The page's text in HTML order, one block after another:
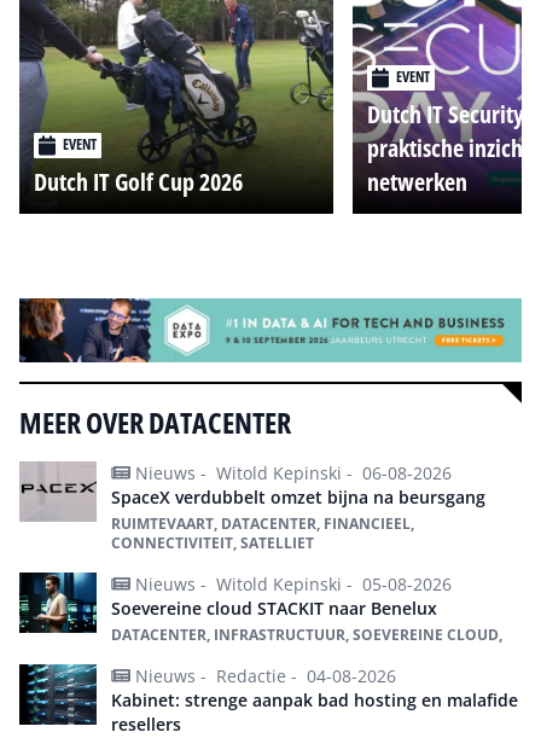
EVENT
Dutch IT Golf Cup 2026
EVENT
Dutch IT Security
praktische
netwerken
MEER OVER DATACENTER
Nieuws - Witold Kepinski - 06-08-2026
SpaceX verdubbelt omzet bijna na beursgang
RUIMTEVAART, DATACENTER, FINANCIEEL,
CONNECTIVITEIT, SATELLIET
Nieuws - Witold Kepinski - 05-08-2026
Soevereine cloud STACKIT naar Benelux
DATACENTER, INFRASTRUCTUUR, SOEVEREINE CLOUD,
Nieuws - Redactie - 04-08-2026
Kabinet: strenge aanpak bad hosting en malafide
resellers